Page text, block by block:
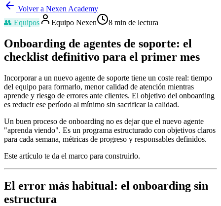
Volver a Nexen Academy
👥 Equipos Equipo Nexen 8 min de lectura
Onboarding de agentes de soporte: el
checklist definitivo para el primer mes
Incorporar a un nuevo agente de soporte tiene un coste real: tiempo
del equipo para formarlo, menor calidad de atención mientras
aprende y riesgo de errores ante clientes. El objetivo del onboarding
es reducir ese período al mínimo sin sacrificar la calidad.
Un buen proceso de onboarding no es dejar que el nuevo agente
"aprenda viendo". Es un programa estructurado con objetivos claros
para cada semana, métricas de progreso y responsables definidos.
Este artículo te da el marco para construirlo.
El error más habitual: el onboarding sin
estructura